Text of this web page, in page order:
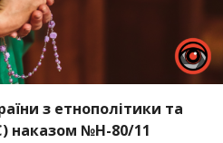
з етнополітики та
наказом №Н-80/11